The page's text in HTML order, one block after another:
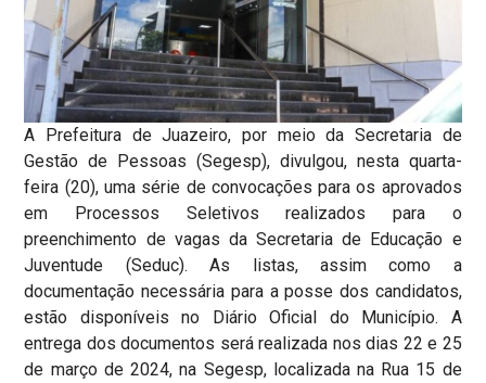
A Prefeitura de Juazeiro, por meio da Secretaria de
Gestão de Pessoas (Segesp), divulgou, nesta quarta-
feira (20), uma série de convocações para os aprovados
em Processos Seletivos realizados para o
preenchimento de vagas da Secretaria de Educação e
Juventude (Seduc). As listas, assim como a
documentação necessária para a posse dos candidatos,
estão disponíveis no Diário Oficial do Município. A
entrega dos documentos será realizada nos dias 22 e 25
de março de 2024, na Segesp, localizada na Rua 15 de